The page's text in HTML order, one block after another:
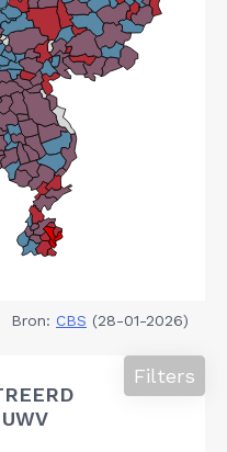
Bron: CBS (28-01-2026)
Filters